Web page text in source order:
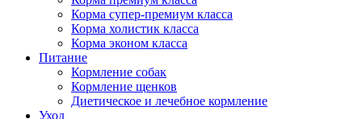
Корма супер-премиум класса
Корма холистик класса
Корма эконом класса
Питание
Кормление собак
Кормление щенков
Диетическое и лечебное кормление
Уход